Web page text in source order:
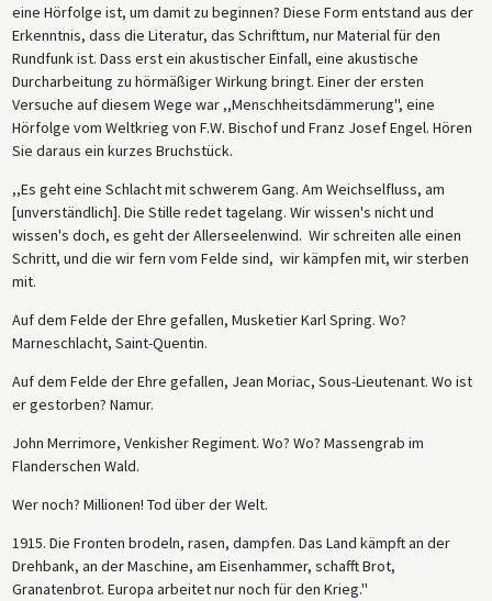
eine Hörfolge ist, um damit zu beginnen? Diese Form entstand aus der
Erkenntnis, dass die Literatur, das Schrifttum, nur Material für den
Rundfunk ist. Dass erst ein akustischer Einfall, eine akustische
Durcharbeitung zu hörmäßiger Wirkung bringt. Einer der ersten
Versuche auf diesem Wege war ,,Menschheitsdämmerung'', eine
Hörfolge vom Weltkrieg von F.W. Bischof und Franz Josef Engel. Hören
Sie daraus ein kurzes Bruchstück.
,,Es geht eine Schlacht mit schwerem Gang. Am Weichselfluss, am
[unverständlich]. Die Stille redet tagelang. Wir wissen's nicht und
wissen's doch, es geht der Allerseelenwind. Wir schreiten alle einen
Schritt, und die wir fern vom Felde sind, wir kämpfen mit, wir sterben
mit.
Auf dem Felde der Ehre gefallen, Musketier Karl Spring. Wo?
Marneschlacht, Saint-Quentin.
Auf dem Felde der Ehre gefallen, Jean Moriac, Sous-Lieutenant. Wo ist
er gestorben? Namur.
John Merrimore, Venkisher Regiment. Wo? Wo? Massengrab im
Flanderschen Wald.
Wer noch? Millionen! Tod über der Welt.
1915. Die Fronten brodeln, rasen, dampfen. Das Land kämpft an der
Drehbank, an der Maschine, am Eisenhammer, schafft Brot,
Granatenbrot. Europa arbeitet nur noch für den Krieg.''